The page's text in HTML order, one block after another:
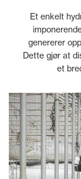
Et enkelt
genererer
Dette gjør at
et